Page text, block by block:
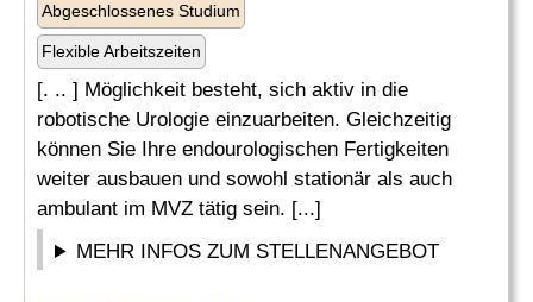
Abgeschlossenes Studium
Flexible Arbeitszeiten
[. .. ] Möglichkeit besteht, sich aktiv in die
robotische Urologie einzuarbeiten. Gleichzeitig
können Sie Ihre endourologischen Fertigkeiten
weiter ausbauen und sowohl stationär als auch
ambulant im MVZ tätig sein. [...]
MEHR INFOS ZUM STELLENANGEBOT